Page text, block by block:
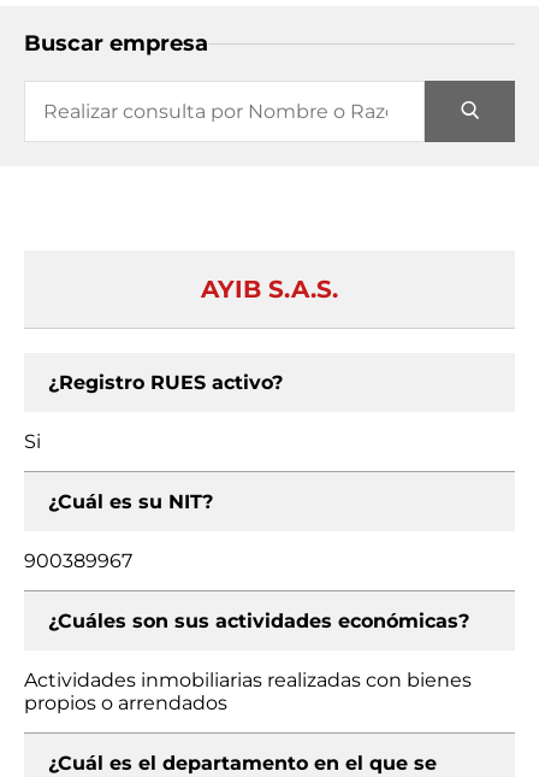
Buscar empresa
AYIB S.A.S.
¿Registro RUES activo?
Si
¿Cuál es su NIT?
900389967
¿Cuáles son sus actividades económicas?
Actividades inmobiliarias realizadas con bienes
propios o arrendados
¿Cuál es el departamento en el que se